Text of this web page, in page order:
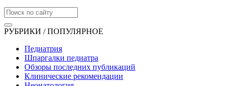
РУБРИКИ / ПОПУЛЯРНОЕ
Педиатрия
Шпаргалки педиатра
Обзоры последних публикаций
Клинические рекомендации